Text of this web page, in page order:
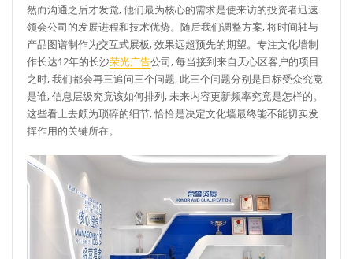
然而沟通之后才发觉, 他们最为核心的需求是使来访的投资者迅速
领会公司的发展进程和技术优势。随后我们调整方案, 将时间轴与
产品图谱制作为交互式展板, 效果远超预先的期望。专注文化墙制
作长达12年的长沙荣光广告公司, 每当接到来自天心区客户的项目
之时, 我们都会再三追问三个问题, 此三个问题分别是目标受众究竟
是谁, 信息层级究竟该如何排列, 未来内容更新频率究竟是怎样的。
这些看上去颇为琐碎的细节, 恰恰是决定文化墙最终能不能切实发
挥作用的关键所在。